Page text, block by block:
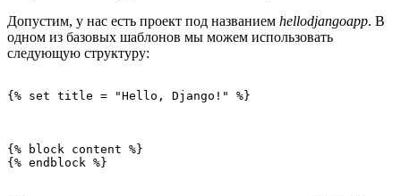
Допустим, у нас есть проект под названием hellodjangoapp. В
одном из базовых шаблонов мы можем использовать
следующую структуру:
{% block content %}